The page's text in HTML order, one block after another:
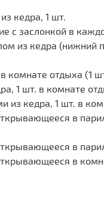
кедра, 1 шт.
с заслонкой в
из кедра (нижний
комнате отдыха (1
1 шт. в комнате
из кедра, 1 шт. в
в
в
в